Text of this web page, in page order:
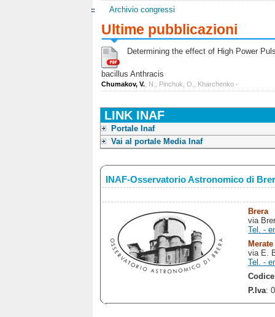
Archivio congressi
Ultime pubblicazioni
Determining the effect of High Power
bacillus Anthracis
Chumakov, V. , N., Pinchuk, O., Kharchenko -
LINK INAF
Portale Inaf
Vai al portale Media Inaf
INAF-Osservatorio Astronomico di
Brera
via
Tel. -
Merate
via E.
Tel. -
P.Iva: